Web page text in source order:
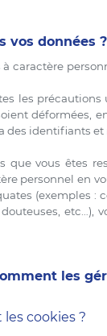
vos données ?
à caractère
les
déformées,
des identifiants
que vous êtes
personnel en
(exemples
etc…),
les
cookies ?